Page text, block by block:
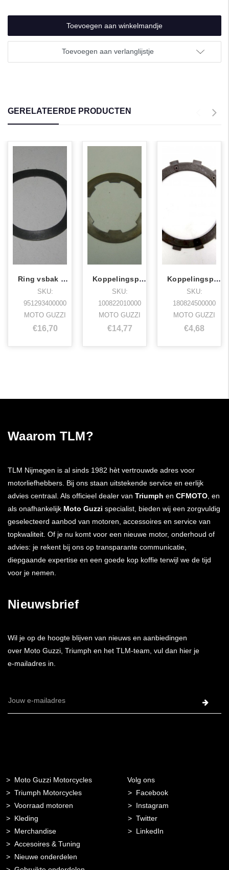
Toevoegen aan verlanglijstje
GERELATEERDE PRODUCTEN
Ring vsbak griso,breva1100
SKU:
951293400000
MOTO GUZZI
€16,70
Koppelingsplaat
SKU:
100822010000
MOTO GUZZI
€14,77
Koppelingsplaat 1000 ic
SKU:
180824500000
MOTO GUZZI
€4,68
Waarom TLM?
TLM Nijmegen is al sinds 1982 hèt vertrouwde adres voor
motorliefhebbers. Bij ons staan uitstekende service en eerlijk
advies centraal. Als officieel dealer van Triumph en CFMOTO, en
als onafhankelijk Moto Guzzi specialist, bieden wij een zorgvuldig
geselecteerd aanbod van motoren, accessoires en service van
topkwaliteit. Of je nu komt voor een nieuwe motor, onderhoud of
advies: je rekent bij ons op transparante communicatie,
diepgaande expertise en een goede kop koffie terwijl we de tijd
voor je nemen.
Nieuwsbrief
Wil je op de hoogte blijven van nieuws en aanbiedingen
over Moto Guzzi, Triumph en het TLM-team, vul dan hier je
e-mailadres in.
E-
Moto Guzzi Motorcycles
Triumph Motorcycles
Voorraad motoren
Kleding
Merchandise
Accesoires & Tuning
Nieuwe onderdelen
Volg ons
Facebook
Instagram
Twitter
LinkedIn